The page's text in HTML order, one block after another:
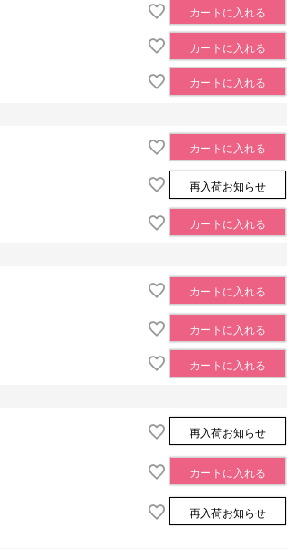
カートに入れる
カートに入れる
カートに入れる
カートに入れる
再入荷お知らせ
カートに入れる
カートに入れる
カートに入れる
カートに入れる
再入荷お知らせ
カートに入れる
再入荷お知らせ